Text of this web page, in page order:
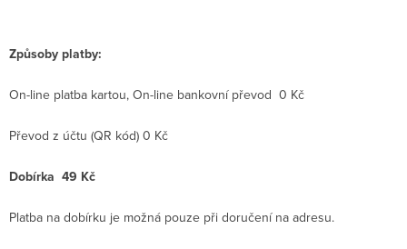
Způsoby platby:
On-line platba kartou, On-line bankovní převod 0 Kč
Převod z účtu (QR kód) 0 Kč
Dobírka 49 Kč
Platba na dobírku je možná pouze při doručení na adresu.